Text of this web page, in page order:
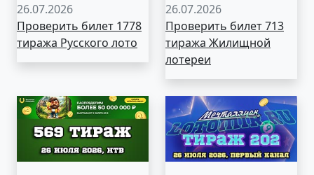
26.07.2026
Проверить билет 1778
тиража Русского лото
26.07.2026
Проверить билет 713
тиража Жилищной
лотереи